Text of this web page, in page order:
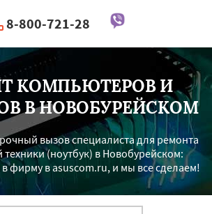
8-800-721-28
Перезвоните мне
КОМПЬЮТЕРОВ И
В НОВОБУРЕЙСКОМ
вызов специалиста для ремонта
(ноутбук) в Новобурейском:
в фирму в asuscom.ru, и мы все сделаем!